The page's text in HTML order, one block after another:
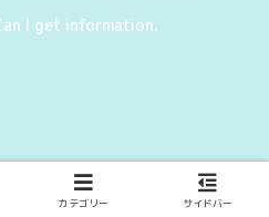
I get information.
カテゴリー サイドバー